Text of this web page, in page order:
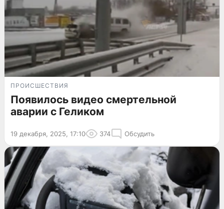
ПРОИСШЕСТВИЯ
Появилось видео смертельной
аварии с Геликом
19 декабря, 2025, 17:10 374 Обсудить